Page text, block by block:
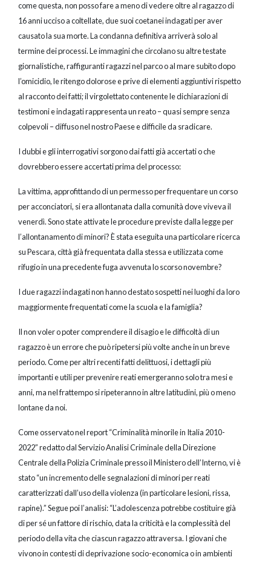
come questa, non posso fare a meno di vedere oltre al ragazzo di
16 anni ucciso a coltellate, due suoi coetanei indagati per aver
causato la sua morte. La condanna definitiva arriverà solo al
termine dei processi. Le immagini che circolano su altre testate
giornalistiche, raffiguranti ragazzi nel parco o al mare subito dopo
l’omicidio, le ritengo dolorose e prive di elementi aggiuntivi rispetto
al racconto dei fatti; il virgolettato contenente le dichiarazioni di
testimoni e indagati rappresenta un reato – quasi sempre senza
colpevoli – diffuso nel nostro Paese e difficile da sradicare.
I dubbi e gli interrogativi sorgono dai fatti già accertati o che
dovrebbero essere accertati prima del processo:
La vittima, approfittando di un permesso per frequentare un corso
per acconciatori, si era allontanata dalla comunità dove viveva il
venerdì. Sono state attivate le procedure previste dalla legge per
l’allontanamento di minori? È stata eseguita una particolare ricerca
su Pescara, città già frequentata dalla stessa e utilizzata come
rifugio in una precedente fuga avvenuta lo scorso novembre?
I due ragazzi indagati non hanno destato sospetti nei luoghi da loro
maggiormente frequentati come la scuola e la famiglia?
Il non voler o poter comprendere il disagio e le difficoltà di un
ragazzo è un errore che può ripetersi più volte anche in un breve
periodo. Come per altri recenti fatti delittuosi, i dettagli più
importanti e utili per prevenire reati emergeranno solo tra mesi e
anni, ma nel frattempo si ripeteranno in altre latitudini, più o meno
lontane da noi.
Come osservato nel report “Criminalità minorile in Italia 2010-
2022” redatto dal Servizio Analisi Criminale della Direzione
Centrale della Polizia Criminale presso il Ministero dell’Interno, vi è
stato “un incremento delle segnalazioni di minori per reati
caratterizzati dall’uso della violenza (in particolare lesioni, rissa,
rapine).” Segue poi l’analisi: “L’adolescenza potrebbe costituire già
di per sé un fattore di rischio, data la criticità e la complessità del
periodo della vita che ciascun ragazzo attraversa. I giovani che
vivono in contesti di deprivazione socio-economica o in ambienti